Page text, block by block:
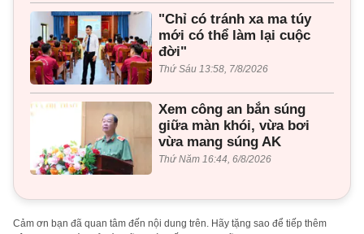
"Chỉ có tránh xa ma túy
mới có thể làm lại cuộc
đời"
Thứ Sáu 13:58, 7/8/2026
Xem công an bắn súng
giữa màn khói, vừa bơi
vừa mang súng AK
Thứ Năm 16:44, 6/8/2026
Cảm ơn bạn đã quan tâm đến nội dung trên. Hãy tặng sao để tiếp thêm